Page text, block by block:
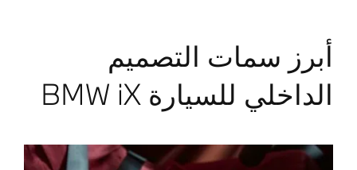
أبرز سمات التصميم
الداخلي للسيارة BMW iX​